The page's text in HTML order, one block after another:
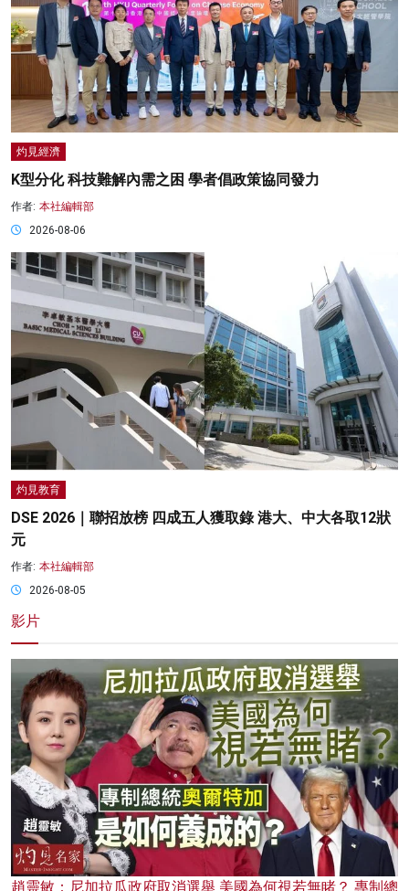
灼見經濟
K型分化 科技難解內需之困 學者倡政策協同發力
作者: 本社編輯部
2026-08-06
灼見教育
DSE 2026｜聯招放榜 四成五人獲取錄 港大、中大各取12狀
元
作者: 本社編輯部
2026-08-05
影片
趙靈敏：尼加拉瓜政府取消選舉 美國為何視若無睹？ 專制總